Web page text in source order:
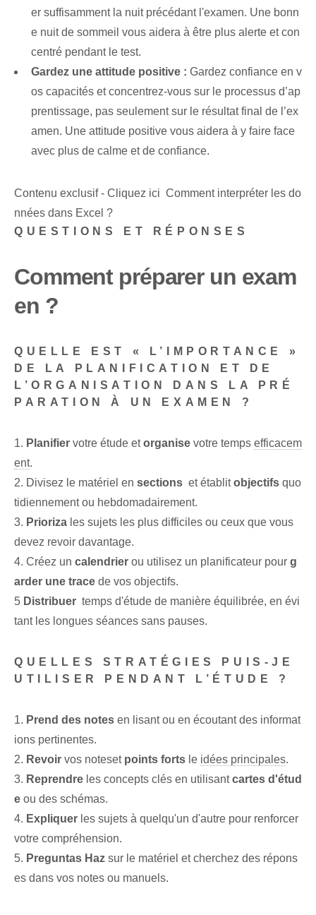
er suffisamment la nuit précédant l'examen. Une bonn
e nuit de sommeil vous aidera à être plus alerte et con
centré pendant le test.
Gardez une attitude positive : Gardez confiance en v
os capacités et concentrez-vous sur le processus d’ap
prentissage, pas seulement sur le résultat final de l’ex
amen. ⁢Une attitude positive vous aidera à y faire face
avec plus de calme et de confiance.
Contenu exclusif - Cliquez ici Comment interpréter les do
nnées dans Excel ?
QUESTIONS ET RÉPONSES
Comment préparer un exam
en ?
QUELLE EST « L’IMPORTANCE »
DE LA PLANIFICATION ET DE
L’ORGANISATION DANS LA PRÉ
PARATION À UN EXAMEN ?
1. Planifier votre étude etorganise votre temps⁢ efficacem
ent.
2. Divisez le matériel en sections ‍ et⁣ établitobjectifs quo
tidiennement ou hebdomadairement.
3. Prioriza les sujets les plus difficiles⁤ ou⁤ ceux que vous
devez revoir davantage.
4. Créez un calendrier ou utilisez un planificateur pour g
arder une trace de vos objectifs.
5 Distribuer ⁤ temps d'étude de manière équilibrée, en évi
tant les longues séances sans pauses.
QUELLES STRATÉGIES PUIS-JE
UTILISER PENDANT L’ÉTUDE ?
1. Prend des notes en lisant ou en écoutant des informat
ions pertinentes.
2. Revoir vos notes⁣et‌ points forts le idées principales.
3. Reprendre les concepts clés en utilisantcartes d'étud
e ou des schémas.
4. Expliquer les sujets à quelqu'un d'autre⁢ pour renforcer
votre‍ compréhension.
5. Preguntas Haz sur le matériel et cherchez des répons
es dans vos notes ou manuels.